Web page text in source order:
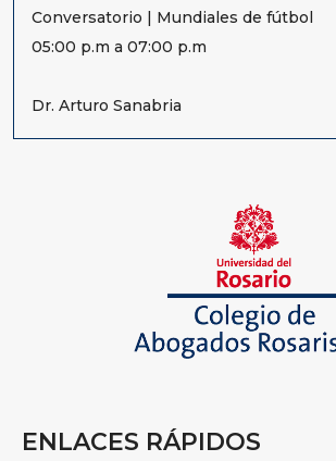
Conversatorio | Mundiales de fútbol
05:00 p.m a 07:00 p.m
Dr. Arturo Sanabria
ENLACES RÁPIDOS